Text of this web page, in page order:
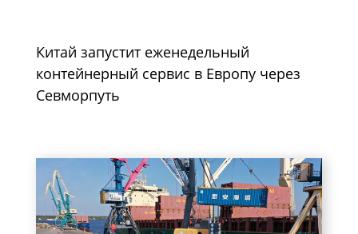
Китай запустит еженедельный
контейнерный сервис в Европу через
Севморпуть